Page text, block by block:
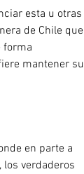
esta u otras
de Chile que
forma
mantener su
en parte a
verdaderos